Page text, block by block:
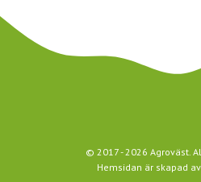
© 2017 -2026 Agroväst.
Hemsidan är skapad av